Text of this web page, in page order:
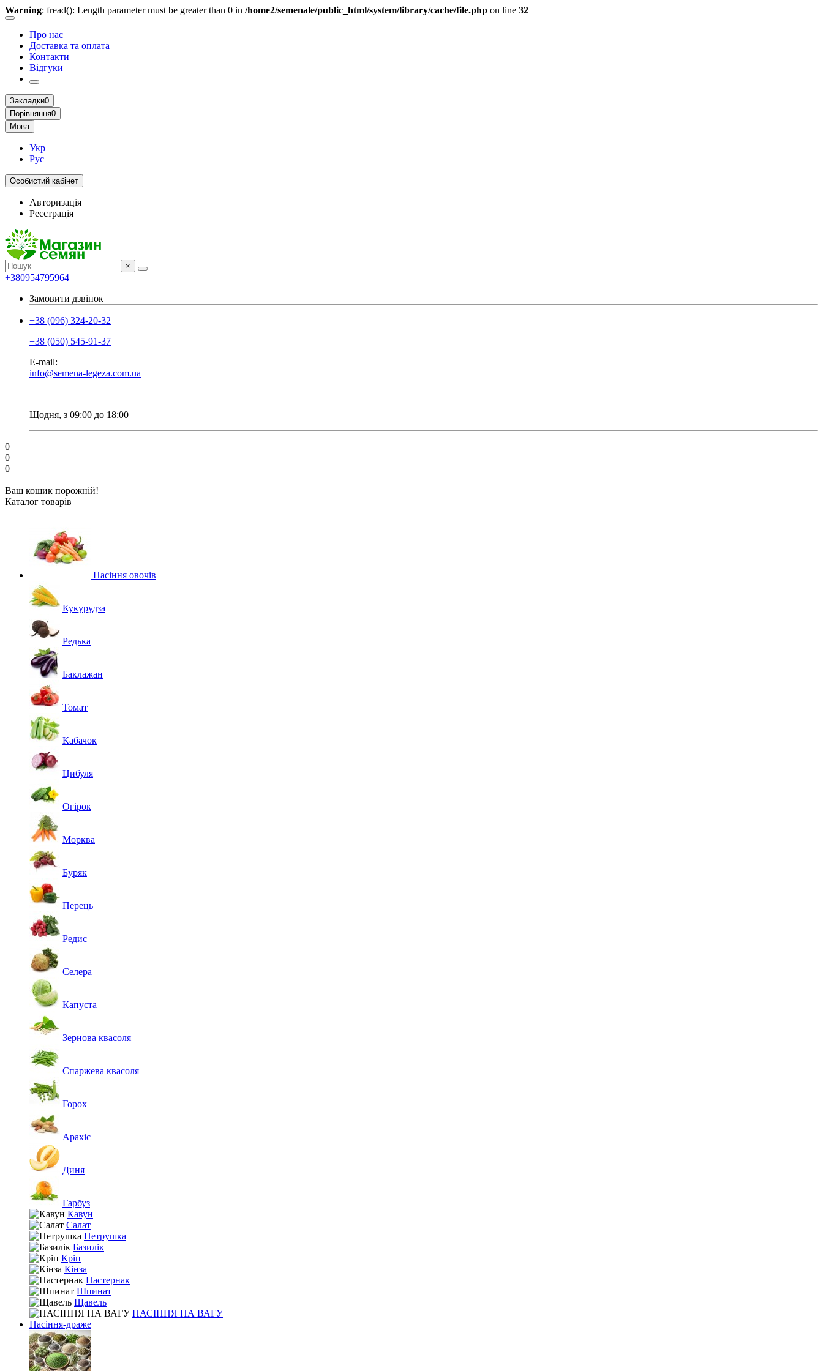
Warning: fread(): Length parameter must be greater than 0 in /home2/semenale/public_html/system/library/cache/file.php on line 32
Про нас
Доставка та оплата
Контакти
Відгуки
Закладки0
Порівняння0
Мова
Укр
Рус
Особистий кабінет
Авторизація
Реєстрація
×
+380954795964
Замовити дзвінок
+38 (096) 324-20-32
+38 (050) 545-91-37
E-mail:
info@semena-legeza.com.ua
Щодня, з 09:00 до 18:00
0
0
0
Ваш кошик порожній!
Каталог товарів
Насіння овочів
Кукурудза
Редька
Баклажан
Томат
Кабачок
Цибуля
Огірок
Морква
Буряк
Перець
Редис
Селера
Капуста
Зернова квасоля
Спаржева квасоля
Горох
Арахіс
Диня
Гарбуз
Кавун
Салат
Петрушка
Базилік
Кріп
Кінза
Пастернак
Шпинат
Щавель
НАСІННЯ НА ВАГУ
Насіння-драже